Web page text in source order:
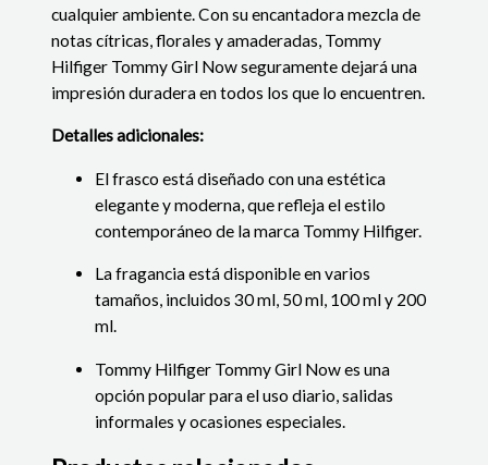
cualquier ambiente. Con su encantadora mezcla de
notas cítricas, florales y amaderadas, Tommy
Hilfiger Tommy Girl Now seguramente dejará una
impresión duradera en todos los que lo encuentren.
Detalles adicionales:
El frasco está diseñado con una estética
elegante y moderna, que refleja el estilo
contemporáneo de la marca Tommy Hilfiger.
La fragancia está disponible en varios
tamaños, incluidos 30 ml, 50 ml, 100 ml y 200
ml.
Tommy Hilfiger Tommy Girl Now es una
opción popular para el uso diario,salidas
informalesy ocasiones especiales.